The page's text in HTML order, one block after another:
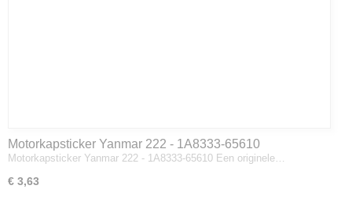
Motorkapsticker Yanmar 222 - 1A8333-65610
Motorkapsticker Yanmar 222 - 1A8333-65610 Een originele…
€ 3,63